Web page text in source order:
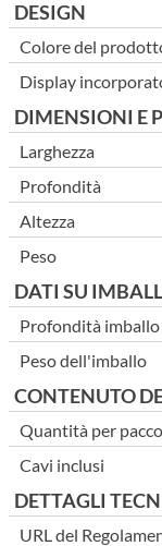
DESIGN
Colore del
Display
DIMENSIONI E
Larghezza
Profondità
Altezza
Peso
DATI SU
Profondità imballo
Peso dell'imballo
CONTENUTO
Quantità per pacco
Cavi inclusi
DETTAGLI
URL del